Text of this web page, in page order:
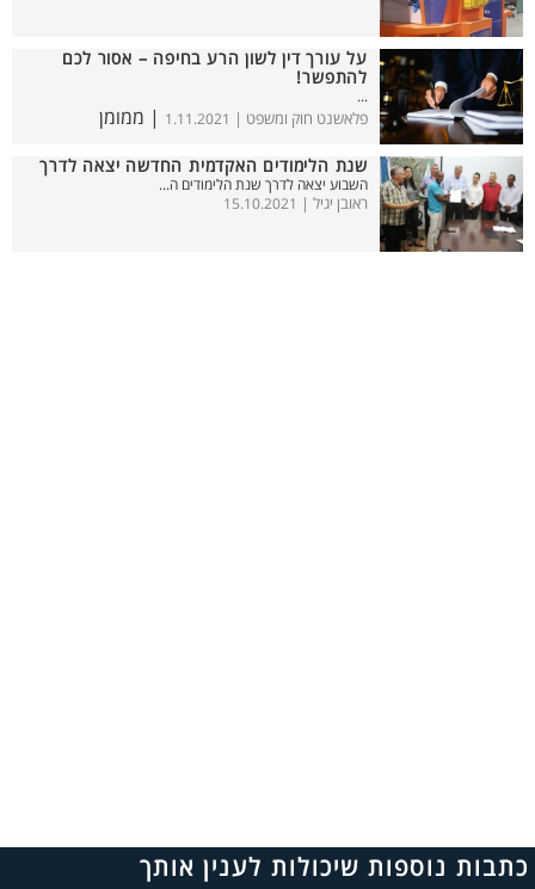
על עורך דין לשון הרע בחיפה – אסור לכם
להתפשר!
...
פלאשנט חוק ומשפט | 1.11.2021 | ממומן
שנת הלימודים האקדמית החדשה יצאה לדרך
השבוע יצאה לדרך שנת הלימודים ה...
ראובן יגיל | 15.10.2021
כתבות נוספות שיכולות לענין אותך